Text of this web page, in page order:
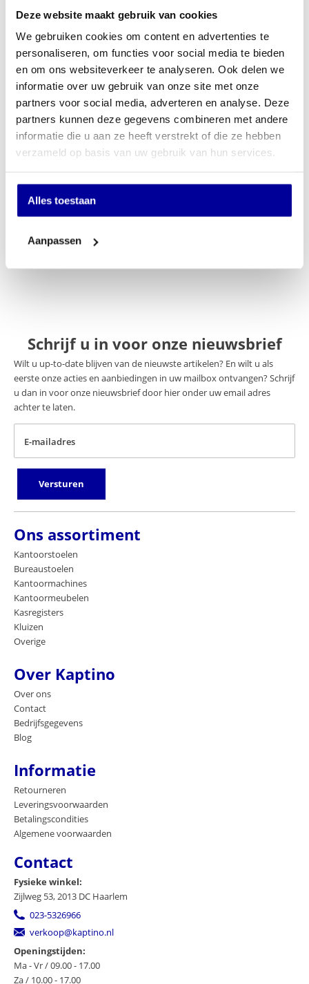
Deze website maakt gebruik van cookies
We gebruiken cookies om content en advertenties te
personaliseren, om functies voor social media te bieden
en om ons websiteverkeer te analyseren. Ook delen we
informatie over uw gebruik van onze site met onze
partners voor social media, adverteren en analyse. Deze
partners kunnen deze gegevens combineren met andere
informatie die u aan ze heeft verstrekt of die ze hebben
verzameld op basis van uw gebruik van hun services.
Alles toestaan
Aanpassen
Breedte: 57 cm
INCL BTW: €299,00
EX BTW: €247,11
In mijn winkelwagen
Offerte aanvragen
Op verlanglijstje
Specificaties
Schrijf u in voor onze nieuwsbrief
Wilt u up-to-date blijven van de nieuwste artikelen? En wilt u als
eerste onze acties en aanbiedingen in uw mailbox ontvangen? Schrijf
u dan in voor onze nieuwsbrief door hier onder uw email adres
achter te laten.
E-mailadres
Versturen
Ons assortiment
Kantoorstoelen
Bureaustoelen
Kantoormachines
Kantoormeubelen
Kasregisters
Kluizen
Overige
Over Kaptino
Over ons
Contact
Bedrijfsgegevens
Blog
Informatie
Retourneren
Leveringsvoorwaarden
Betalingscondities
Algemene voorwaarden
Contact
Fysieke winkel:
Zijlweg 53, 2013 DC Haarlem
023-5326966
verkoop@kaptino.nl
Openingstijden:
Ma - Vr / 09.00 - 17.00
Za / 10.00 - 17.00